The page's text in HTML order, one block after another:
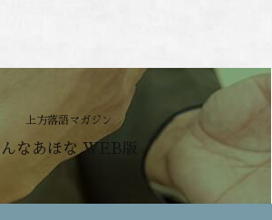
上方落語マガジン
んなあほな WEB版